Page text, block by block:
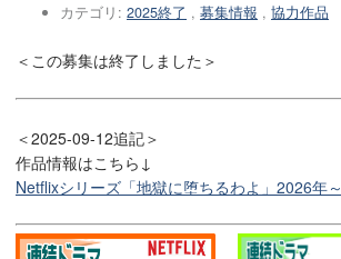
カテゴリ: 2025終了 , 募集情報 , 協力作品
＜この募集は終了しました＞
＜2025-09-12追記＞
作品情報はこちら↓
Netflixシリーズ「地獄に堕ちるわよ」2026年～